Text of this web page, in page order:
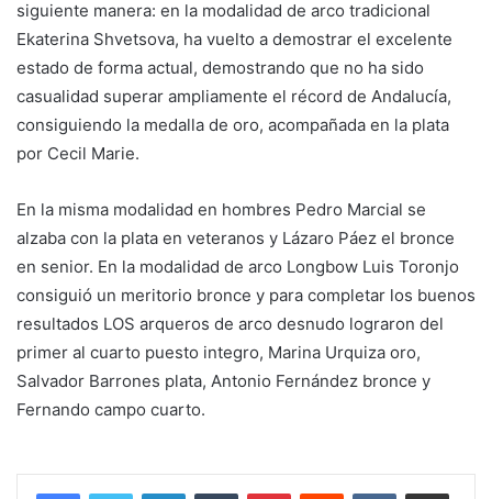
siguiente manera: en la modalidad de arco tradicional
Ekaterina Shvetsova, ha vuelto a demostrar el excelente
estado de forma actual, demostrando que no ha sido
casualidad superar ampliamente el récord de Andalucía,
consiguiendo la medalla de oro, acompañada en la plata
por Cecil Marie.
En la misma modalidad en hombres Pedro Marcial se
alzaba con la plata en veteranos y Lázaro Páez el bronce
en senior. En la modalidad de arco Longbow Luis Toronjo
consiguió un meritorio bronce y para completar los buenos
resultados LOS arqueros de arco desnudo lograron del
primer al cuarto puesto integro, Marina Urquiza oro,
Salvador Barrones plata, Antonio Fernández bronce y
Fernando campo cuarto.
LinkedInTumblr PinterestReddit VKontakteCompartir por